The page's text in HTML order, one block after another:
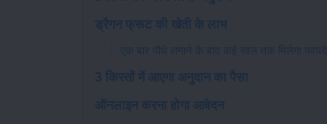
ड्रैगन फ्रूट की खेती के लाभ
एक बार पौधे लगाने के बाद कई साल तक मिलेगा फायदे
3 किस्तों में आएगा अनुदान का पैसा
ऑनलाइन करना होगा आवेदन